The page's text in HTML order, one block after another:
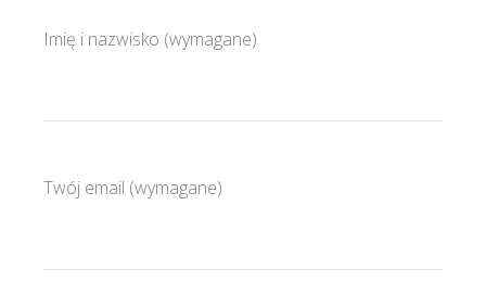
Imię i nazwisko (wymagane)
Twój email (wymagane)